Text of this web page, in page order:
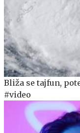
Bliža se tajfun,
#video